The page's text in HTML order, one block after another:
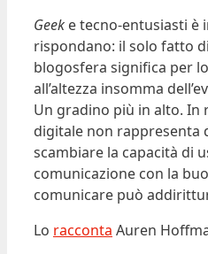
Geek e tecno-entusiasti è
rispondano: il solo fatto
blogosfera significa per
all’altezza insomma
Un gradino più in alto. In
digitale non rappresenta
scambiare la capacità di
comunicazione con la
comunicare può
Lo racconta Auren